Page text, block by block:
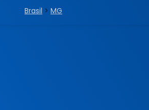
Brasil > MG